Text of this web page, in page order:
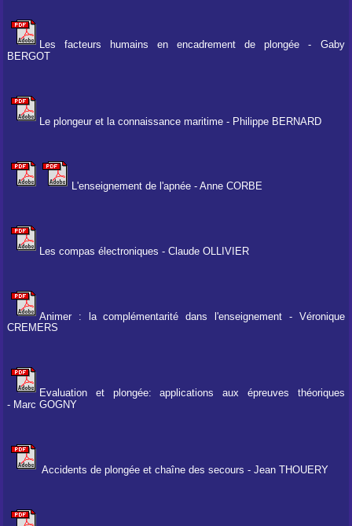
Les facteurs humains en encadrement de plongée - Gaby
BERGOT
Le plongeur et la connaissance maritime - Philippe BERNARD
L'enseignement de l'apnée - Anne CORBE
Les compas électroniques - Claude OLLIVIER
Animer : la complémentarité dans l'enseignement - Véronique
CREMERS
Evaluation et plongée: applications aux épreuves théoriques
- Marc GOGNY
Accidents de plongée et chaîne des secours - Jean THOUERY